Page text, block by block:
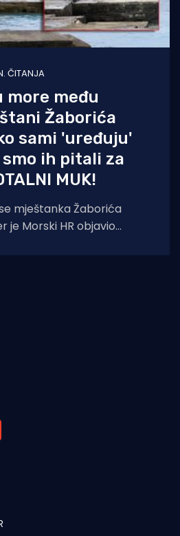
ČITANJA
more među
Žaborića
sami 'uređuju'
ih pitali za
MUK!
mještanka Žaborića
je Morski HR objavio